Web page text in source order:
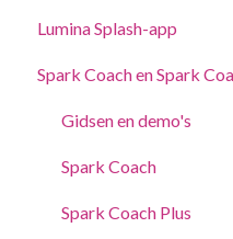
Lumina Select Uitleg
Lumina Splash-app
Voor Deelnemers
Voor Practitioners
Spark Coach en Spark
Gidsen en demo's
Spark Coach
Spark Coach Plus